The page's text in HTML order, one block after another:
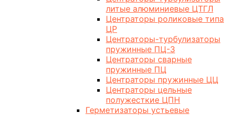
литые алюминиевые ЦТГЛ
Центраторы роликовые типа
ЦР
Центраторы-турбулизаторы
пружинные ПЦ-3
Центраторы сварные
пружинные ПЦ
Центраторы пружинные ЦЦ
Центраторы цельные
полужесткие ЦПН
Герметизаторы устьевые